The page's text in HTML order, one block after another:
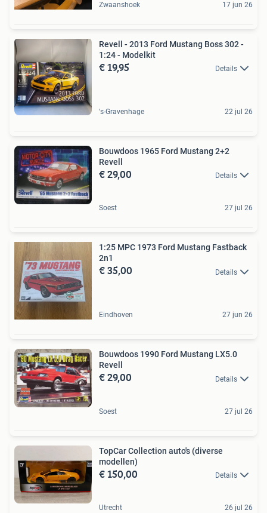
Zwaanshoek 17 jun 26
Revell - 2013 Ford Mustang Boss 302 -
1:24 - Modelkit
€ 19,95 Details
's-Gravenhage 22 jul 26
Bouwdoos 1965 Ford Mustang 2+2
Revell
€ 29,00 Details
Soest 27 jul 26
1:25 MPC 1973 Ford Mustang Fastback
2n1
€ 35,00 Details
Eindhoven 27 jun 26
Bouwdoos 1990 Ford Mustang LX5.0
Revell
€ 29,00 Details
Soest 27 jul 26
TopCar Collection auto's (diverse
modellen)
€ 150,00 Details
Utrecht 26 jul 26